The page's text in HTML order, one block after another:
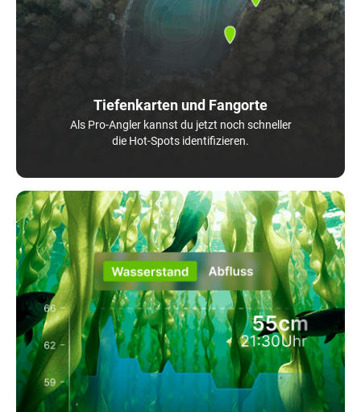
Tiefenkarten und Fangorte
Als Pro-Angler kannst du jetzt noch schneller
die Hot-Spots identifizieren.